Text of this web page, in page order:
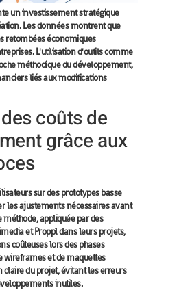
un investissement stratégique
Les données montrent que
retombées économiques
L'utilisation d'outils comme
méthodique du développement,
liés aux modifications
coûts de
grâce aux
sur des prototypes basse
les ajustements nécessaires avant
appliquée par des
et Proppl dans leurs projets,
coûteuses lors des phases
wireframes et de maquettes
claire du projet, évitant les erreurs
inutiles.